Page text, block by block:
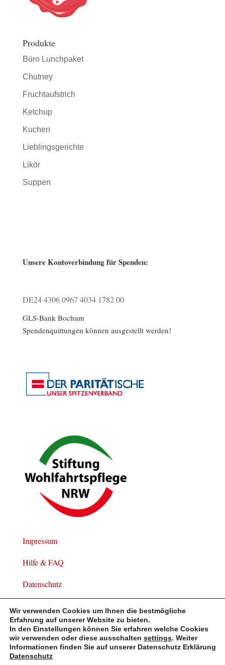
Produkte
Büro Lunchpaket
Chutney
Fruchtaufstrich
Ketchup
Kuchen
Lieblingsgerichte
Likör
Suppen
Unsere Kontoverbindung für Spenden:
DE24 4306 0967 4034 1782 00
GLS-Bank Bochum
Spendenquittungen können ausgestellt werden!
Impressum
Hilfe & FAQ
Datenschutz
© Copyright 2023 PAUL kocht gGmbH
Wir verwenden Cookies um Ihnen die bestmögliche
Erfahrung auf unserer Website zu bieten.
In den Einstellungen können Sie erfahren welche Cookies
wir verwenden oder diese ausschalten settings. Weiter
Informationen finden Sie auf unserer Datenschutz Erklärung
Datenschutz